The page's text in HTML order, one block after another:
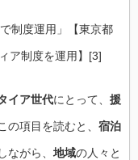
制度運用」【東京都
ア制度を運用】[3]
イア世代にとって、 援
の項目を読むと、 宿泊
ながら、 地域の人々と